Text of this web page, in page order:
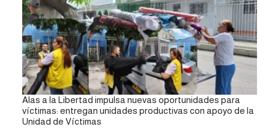
Alas a la Libertad impulsa nuevas oportunidades para
víctimas: entregan unidades productivas con apoyo de la
Unidad de Víctimas